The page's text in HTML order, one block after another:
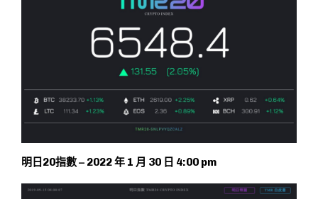
明日20指數 – 2022 年 1 月 30 日 4:00 pm